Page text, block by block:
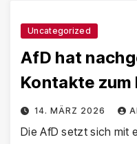
Uncategorized
AfD hat
Kontakte zum
14. MÄRZ 2026
Die AfD setzt sich mit